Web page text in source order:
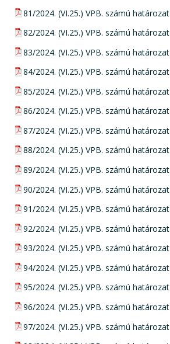
pdf csatolmány:
81/2024. (VI.25.) VPB. számú határozat
pdf csatolmány:
82/2024. (VI.25.) VPB. számú határozat
pdf csatolmány:
83/2024. (VI.25.) VPB. számú határozat
pdf csatolmány:
84/2024. (VI.25.) VPB. számú határozat
pdf csatolmány:
85/2024. (VI.25.) VPB. számú határozat
pdf csatolmány:
86/2024. (VI.25.) VPB. számú határozat
pdf csatolmány:
87/2024. (VI.25.) VPB. számú határozat
pdf csatolmány:
88/2024. (VI.25.) VPB. számú határozat
pdf csatolmány:
89/2024. (VI.25.) VPB. számú határozat
pdf csatolmány:
90/2024. (VI.25.) VPB. számú határozat
pdf csatolmány:
91/2024. (VI.25.) VPB. számú határozat
pdf csatolmány:
92/2024. (VI.25.) VPB. számú határozat
pdf csatolmány:
93/2024. (VI.25.) VPB. számú határozat
pdf csatolmány:
94/2024. (VI.25.) VPB. számú határozat
pdf csatolmány:
95/2024. (VI.25.) VPB. számú határozat
pdf csatolmány:
96/2024. (VI.25.) VPB. számú határozat
pdf csatolmány:
97/2024. (VI.25.) VPB. számú határozat